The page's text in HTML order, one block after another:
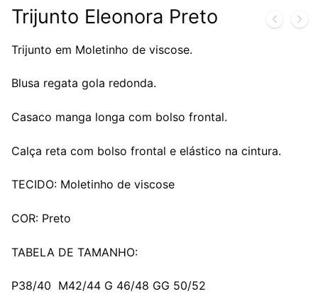
Trijunto Eleonora Preto
Trijunto em Moletinho de viscose.
Blusa regata gola redonda.
Casaco manga longa com bolso frontal.
Calça reta com bolso frontal e elástico na cintura.
TECIDO: Moletinho de viscose
COR: Preto
TABELA DE TAMANHO:
P38/40 M42/44 G 46/48 GG 50/52